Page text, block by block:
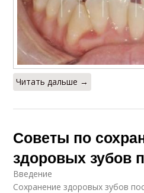
Читать дальше →
Советы по
здоровых зубов
Введение
Сохранение здоровых зубов